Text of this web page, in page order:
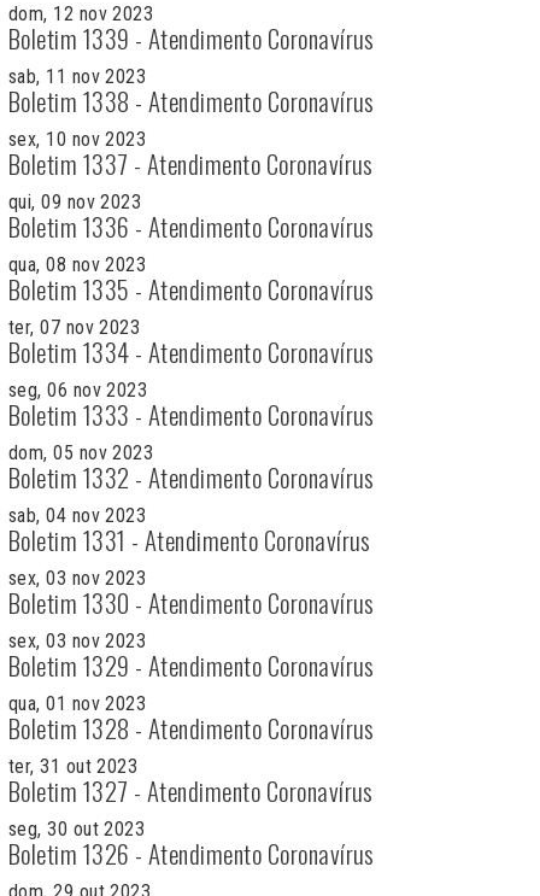
dom, 12 nov 2023
Boletim 1339 - Atendimento Coronavírus
sab, 11 nov 2023
Boletim 1338 - Atendimento Coronavírus
sex, 10 nov 2023
Boletim 1337 - Atendimento Coronavírus
qui, 09 nov 2023
Boletim 1336 - Atendimento Coronavírus
qua, 08 nov 2023
Boletim 1335 - Atendimento Coronavírus
ter, 07 nov 2023
Boletim 1334 - Atendimento Coronavírus
seg, 06 nov 2023
Boletim 1333 - Atendimento Coronavírus
dom, 05 nov 2023
Boletim 1332 - Atendimento Coronavírus
sab, 04 nov 2023
Boletim 1331 - Atendimento Coronavírus
sex, 03 nov 2023
Boletim 1330 - Atendimento Coronavírus
sex, 03 nov 2023
Boletim 1329 - Atendimento Coronavírus
qua, 01 nov 2023
Boletim 1328 - Atendimento Coronavírus
ter, 31 out 2023
Boletim 1327 - Atendimento Coronavírus
seg, 30 out 2023
Boletim 1326 - Atendimento Coronavírus